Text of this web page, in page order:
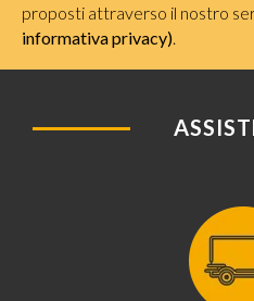
proposti attraverso il nostro
informativa privacy)